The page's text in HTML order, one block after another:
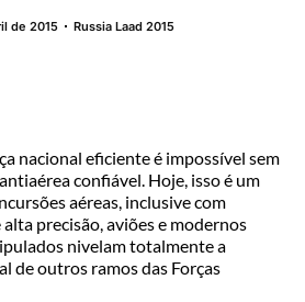
de 2015 Russia Laad 2015
nacional eficiente é impossível sem
confiável. Hoje, isso é um
aéreas, inclusive com
precisão, aviões e modernos
nivelam totalmente a
de outros ramos das Forças